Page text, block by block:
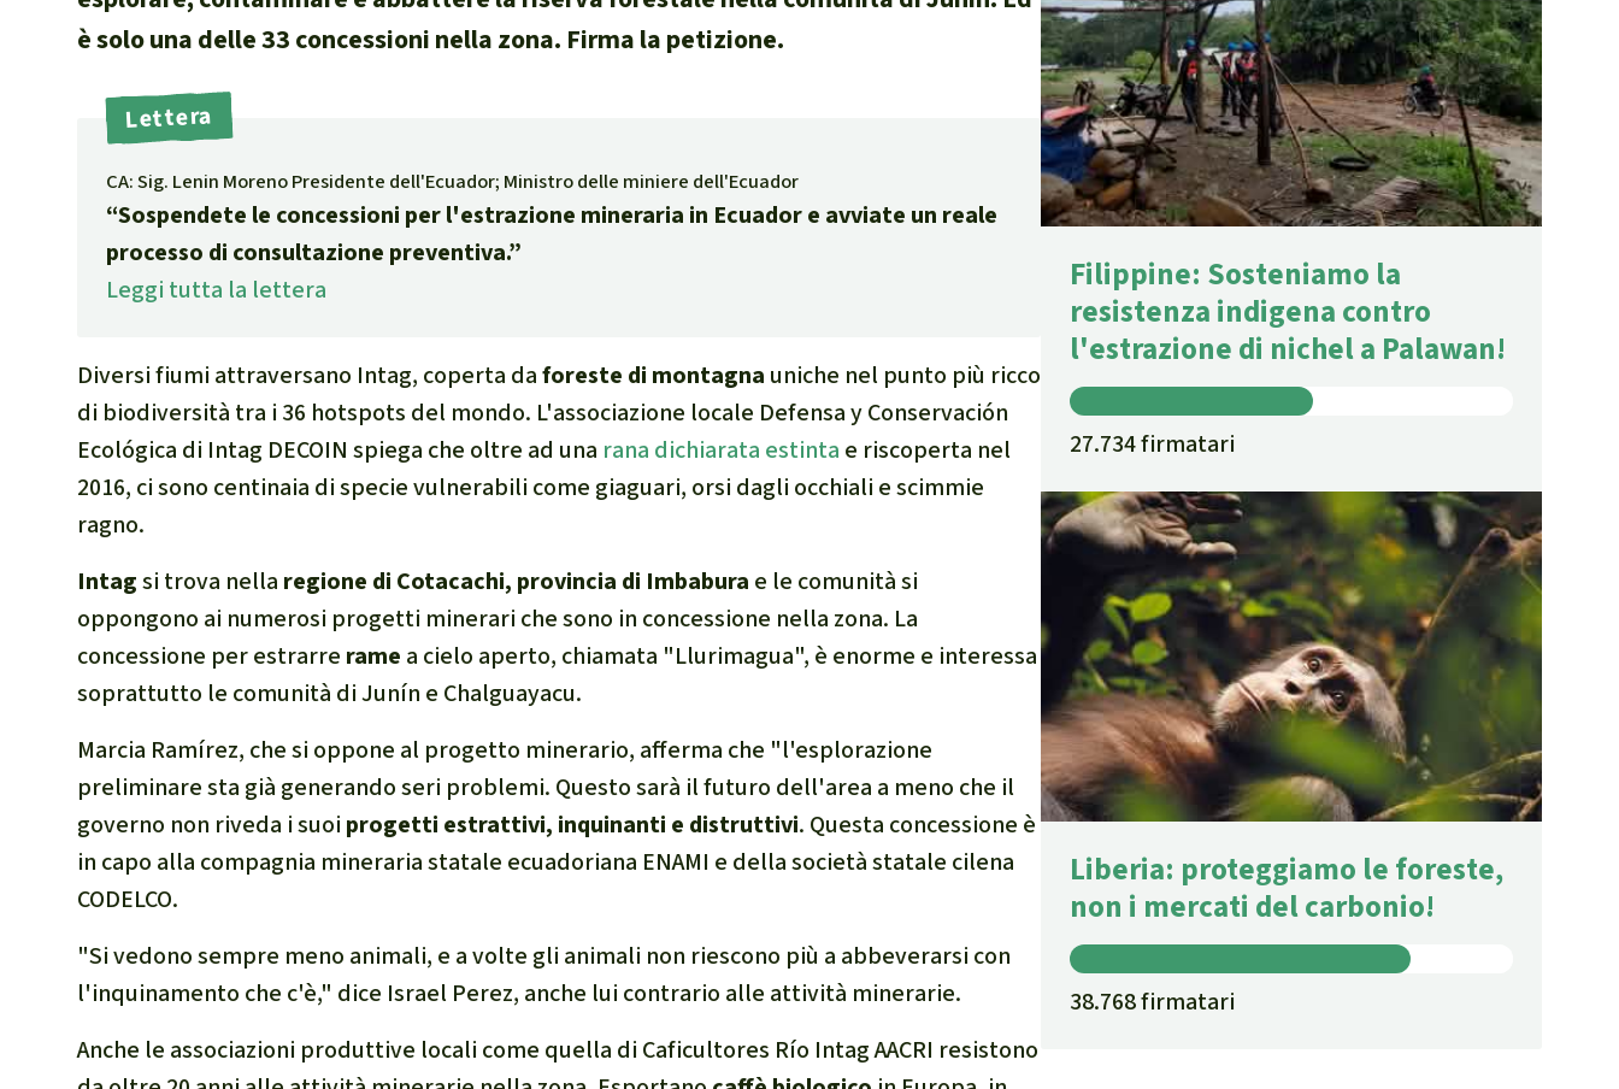
internazionale di fauna e flora
Miniere
CPLI
Nestlé
è solo una delle 33 concessioni nella zona. Firma la petizione.
Lettera
CA: Sig. Lenin Moreno Presidente dell'Ecuador; Ministro delle miniere dell'Ecuador
“Sospendete le concessioni per l'estrazione mineraria in Ecuador e avviate un reale
processo di consultazione preventiva.”
Leggi tutta la lettera
Diversi fiumi attraversano Intag, coperta daforeste di montagna uniche nel punto più ricco
di biodiversità tra i 36 hotspots del mondo. L'associazione locale Defensa y Conservación
Ecológica di Intag DECOIN spiega che oltre ad una rana dichiarata estinta e riscoperta nel
2016, ci sono centinaia di specie vulnerabili come giaguari, orsi dagli occhiali e scimmie
ragno.
Intagsi trova nella regione di Cotacachi, provincia di Imbabura e le comunità si
oppongono ai numerosi progetti minerari che sono in concessione nella zona. La
concessione per estrarre rame a cielo aperto, chiamata "Llurimagua", è enorme e interessa
soprattutto le comunità di Junín e Chalguayacu.
Marcia Ramírez, che si oppone al progetto minerario, afferma che "l'esplorazione
preliminare sta già generando seri problemi. Questo sarà il futuro dell'area a meno che il
governo non riveda i suoi progetti estrattivi, inquinanti e distruttivi. Questa concessione è
in capo alla compagnia mineraria statale ecuadoriana ENAMI e della società statale cilena
CODELCO.
"Si vedono sempre meno animali, e a volte gli animali non riescono più a abbeverarsi con
l'inquinamento che c'è," dice Israel Perez, anche lui contrario alle attività minerarie.
Anche le associazioni produttive locali come quella di Caficultores Río Intag AACRI resistono
Filippine: Sosteniamo la
resistenza indigena contro
l'estrazione di nichel a Palawan!
27.734 firmatari
Liberia: proteggiamo le foreste,
non i mercati del carbonio!
38.768 firmatari